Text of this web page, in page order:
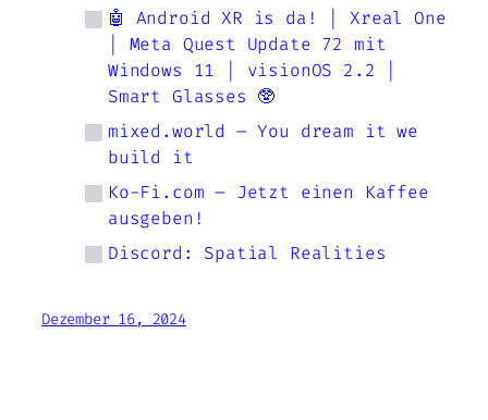
🤖 Android XR is da! | Xreal One
| Meta Quest Update 72 mit
Windows 11 | visionOS 2.2 |
Smart Glasses 🥸
mixed.world – You dream it we
build it
Ko-Fi.com – Jetzt einen Kaffee
ausgeben!
Discord: Spatial Realities
Dezember 16, 2024